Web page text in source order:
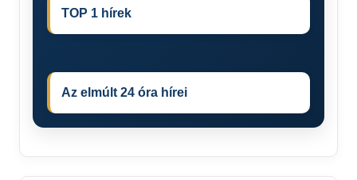
TOP 1 hírek
Az elmúlt 24 óra hírei